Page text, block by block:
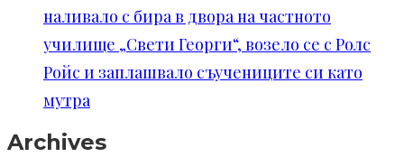
наливало с бира в двора на частното
училище „Свети Георги“, возело се с Ролс
Ройс и заплашвало съучениците си като
мутра
Archives